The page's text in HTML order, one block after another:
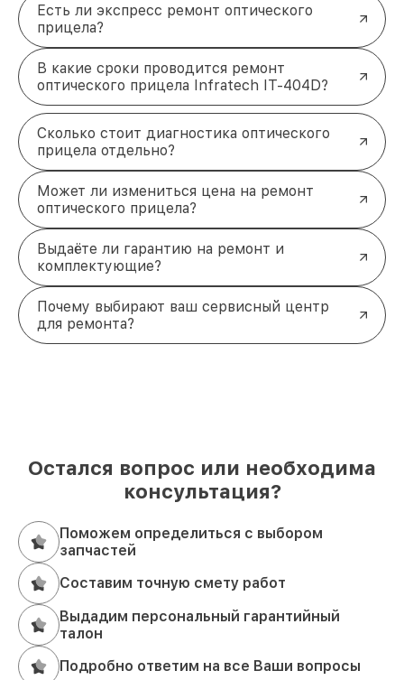
Есть ли экспресс ремонт оптического
прицела?
В какие сроки проводится ремонт
оптического прицела Infratech IT-404D?
Сколько стоит диагностика оптического
прицела отдельно?
Может ли измениться цена на ремонт
оптического прицела?
Выдаёте ли гарантию на ремонт и
комплектующие?
Почему выбирают ваш сервисный центр
для ремонта?
Остался вопрос или необходима
консультация?
Поможем определиться с выбором
запчастей
Составим точную смету работ
Выдадим персональный гарантийный
талон
Подробно ответим на все Ваши вопросы